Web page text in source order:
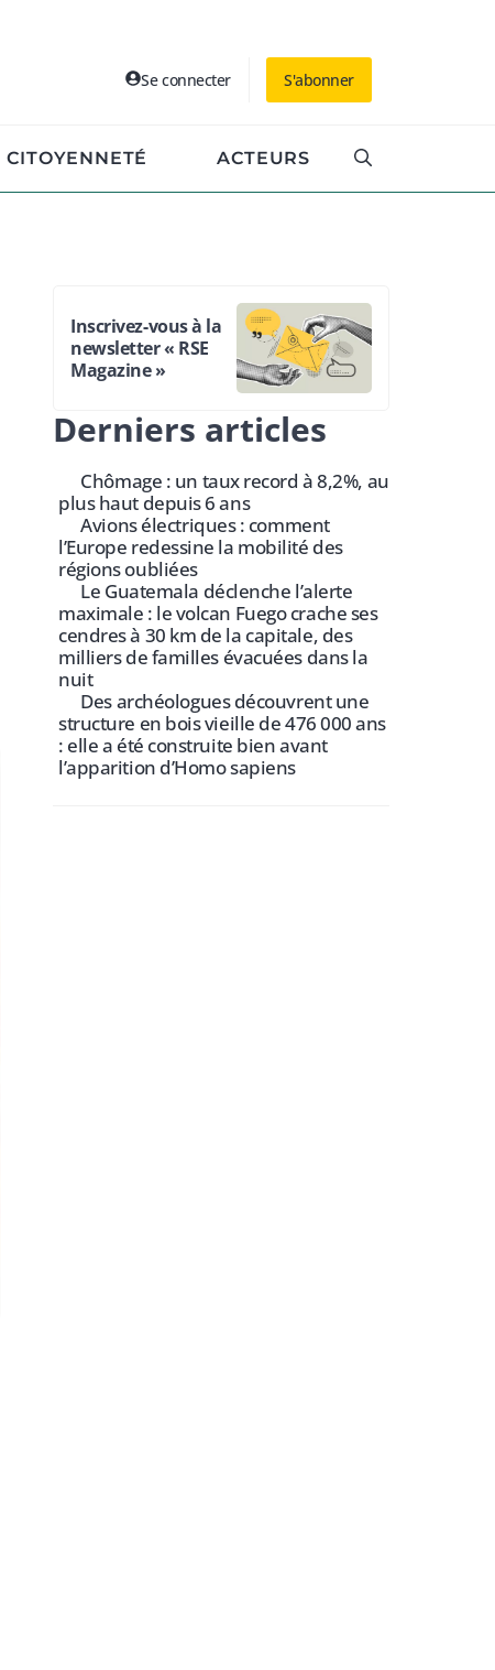
Se connecter S'abonner
CITOYENNETÉ ACTEURS
Inscrivez-vous à la
newsletter « RSE
Magazine »
Derniers articles
Chômage : un taux record à 8,2%, au
plus haut depuis 6 ans
Avions électriques : comment
l’Europe redessine la mobilité des
régions oubliées
Le Guatemala déclenche l’alerte
maximale : le volcan Fuego crache ses
cendres à 30 km de la capitale, des
milliers de familles évacuées dans la
nuit
Des archéologues découvrent une
structure en bois vieille de 476 000 ans
: elle a été construite bien avant
l’apparition d’Homo sapiens